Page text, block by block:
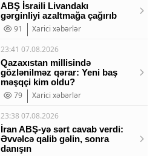
ABŞ İsraili Livandakı
gərginliyi azaltmağa çağırıb
91
Xarici xəbərlər
23:41 07.08.2026
Qazaxıstan millisində
gözlənilməz qərar: Yeni baş
məşqçi kim oldu?
79
Xarici xəbərlər
23:38 07.08.2026
İran ABŞ-yə sərt cavab verdi:
Əvvəlcə qalib gəlin, sonra
danışın